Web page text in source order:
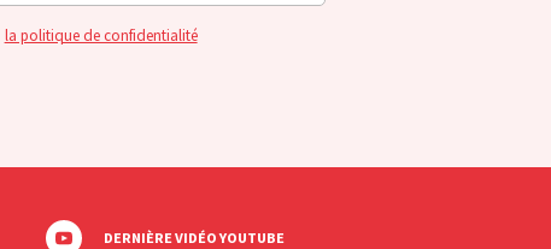
la politique de confidentialité
DERNIÈRE VIDÉO YOUTUBE